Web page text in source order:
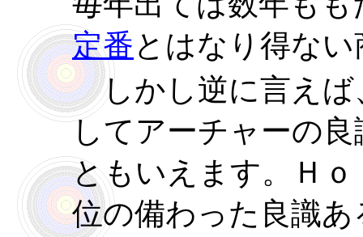
定番とはなり得な
しかし逆に言えば
してアーチャーの
ともいえます。Ｈ
位の備わった良識